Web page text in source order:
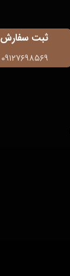
ثبت سفارش
۰۹۱۲۷۶۹۸۵۶۹